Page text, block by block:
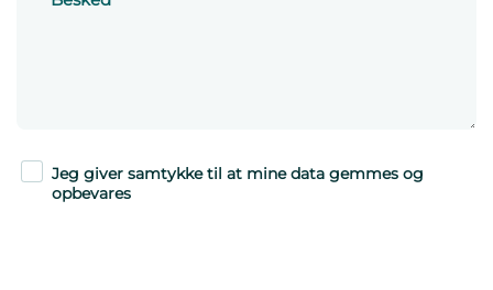
Jeg giver samtykke til at mine data gemmes og
opbevares